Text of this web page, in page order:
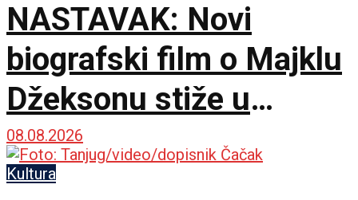
NASTAVAK: Novi
biografski film o Majklu
Džeksonu stiže u
bioskope
08.08.2026
Kultura